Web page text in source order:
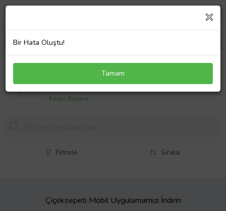
Tonersepeti Ricoh SPC231 Mavi Muadil Toner
2854,87 TL
Kargo Bedava
Filtrele Sırala
Çiçeksepeti Mobil Uygulamamızı İndirin
Bir Hata Oluştu!
Tamam